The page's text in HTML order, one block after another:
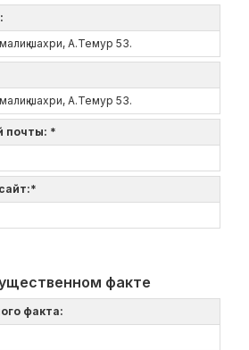
шахри, А.Темур 53.
шахри, А.Темур 53.
почты: *
факте
факта: